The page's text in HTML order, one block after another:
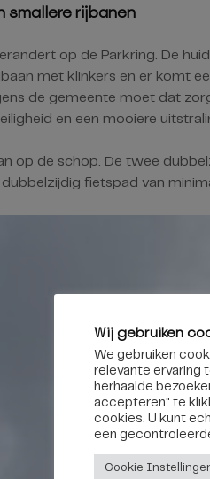
smallere rijbanen
op de Parkring. De
met klinkers en er komt
de gemeente moet dat
en een mooiere
op de schop. De twee
fietspad van
Wij gebruiken
We gebruiken
relevante ervaring
herhaalde
accepteren" te
cookies. U kunt
een
Cookie